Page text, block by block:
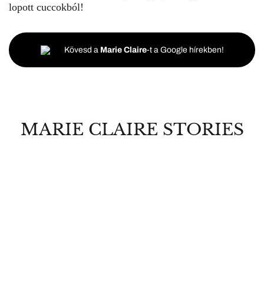
lopott cuccokból!
Kövesd a Marie Claire-t a Google hírekben!
MARIE CLAIRE STORIES